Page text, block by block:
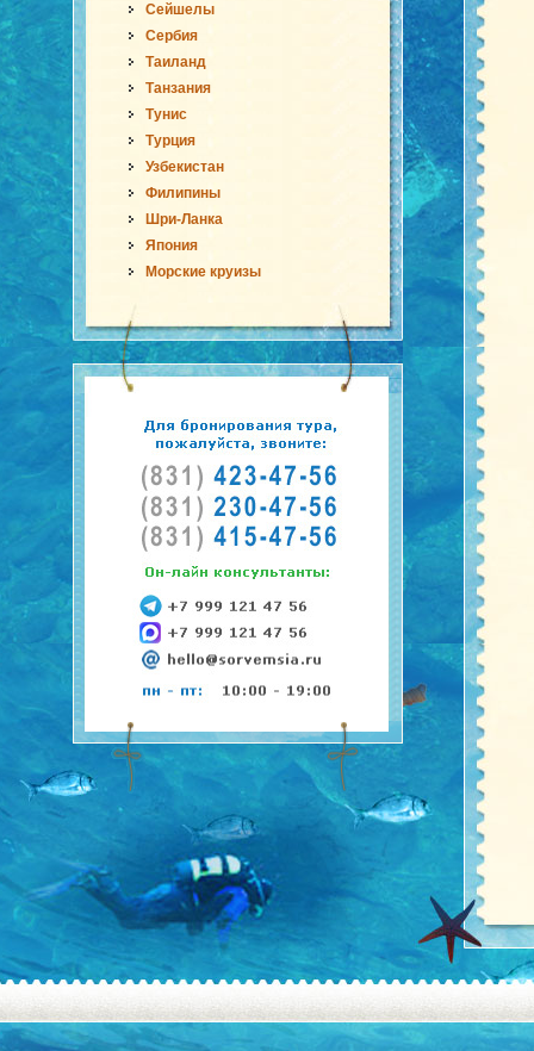
Сейшелы
Сербия
Таиланд
Танзания
Тунис
Турция
Узбекистан
Филипины
Шри-Ланка
Япония
Морские круизы